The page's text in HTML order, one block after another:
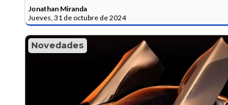
Jonathan Miranda
Jueves, 31 de octubre de 2024
Novedades